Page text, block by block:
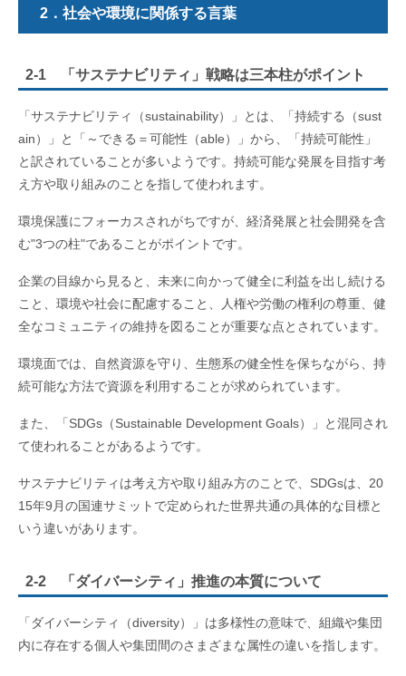
2．社会や環境に関係する言葉
2-1 「サステナビリティ」戦略は三本柱がポイント
「サステナビリティ（sustainability）」とは、「持続する（sust
ain）」と「～できる＝可能性（able）」から、「持続可能性」
と訳されていることが多いようです。持続可能な発展を目指す考
え方や取り組みのことを指して使われます。
環境保護にフォーカスされがちですが、経済発展と社会開発を含
む"3つの柱"であることがポイントです。
企業の目線から見ると、未来に向かって健全に利益を出し続ける
こと、環境や社会に配慮すること、人権や労働の権利の尊重、健
全なコミュニティの維持を図ることが重要な点とされています。
環境面では、自然資源を守り、生態系の健全性を保ちながら、持
続可能な方法で資源を利用することが求められています。
また、「SDGs（Sustainable Development Goals）」と混同され
て使われることがあるようです。
サステナビリティは考え方や取り組み方のことで、SDGsは、20
15年9月の国連サミットで定められた世界共通の具体的な目標と
いう違いがあります。
2-2 「ダイバーシティ」推進の本質について
「ダイバーシティ（diversity）」は多様性の意味で、組織や集団
内に存在する個人や集団間のさまざまな属性の違いを指します。